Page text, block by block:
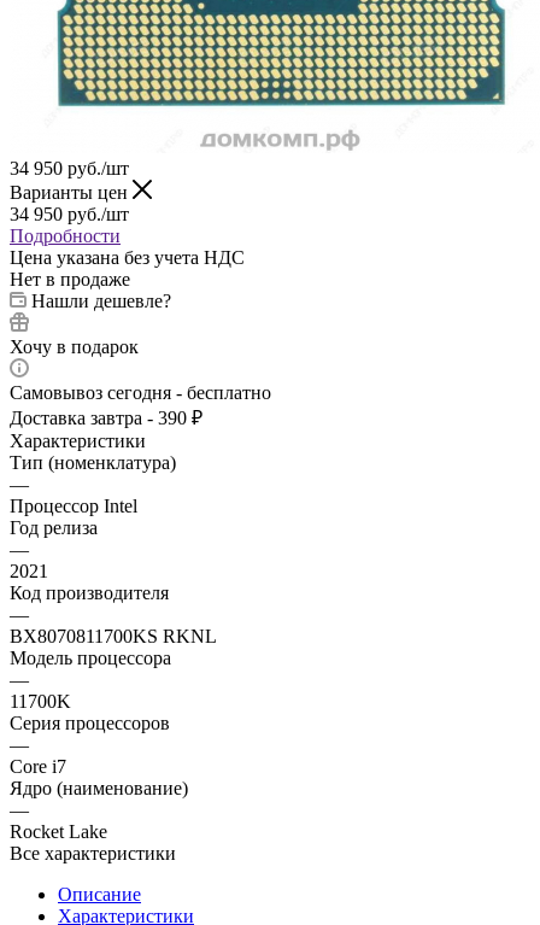
34 950 руб./шт
Варианты цен
34 950 руб./шт
Подробности
Цена указана без учета НДС
Нет в продаже
Нашли дешевле?
Хочу в подарок
Самовывоз сегодня - бесплатно
Доставка завтра - 390 ₽
Характеристики
Тип (номенклатура)
—
Процессор Intel
Год релиза
—
2021
Код производителя
—
BX8070811700KS RKNL
Модель процессора
—
11700K
Серия процессоров
—
Core i7
Ядро (наименование)
—
Rocket Lake
Все характеристики
Описание
Характеристики